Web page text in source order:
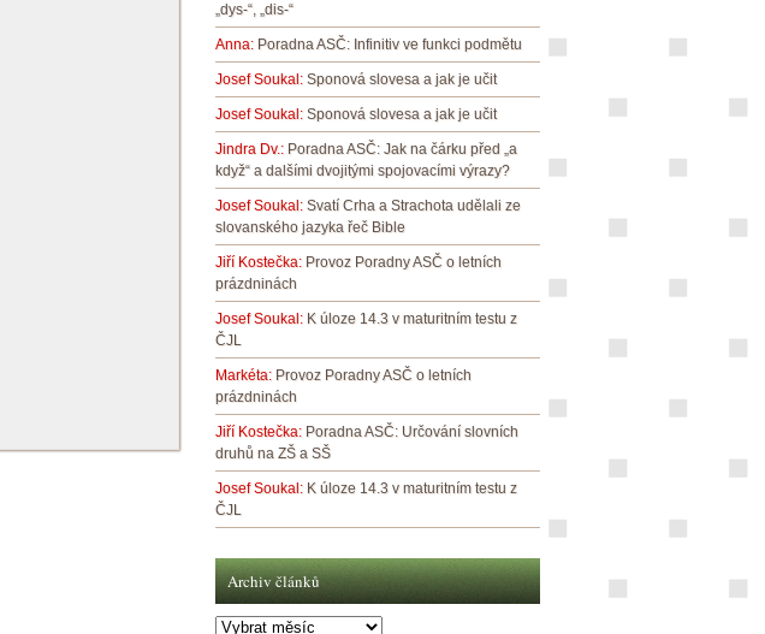
„dys-“, „dis-“
Anna: Poradna ASČ: Infinitiv ve funkci podmětu
Josef Soukal: Sponová slovesa a jak je učit
Josef Soukal: Sponová slovesa a jak je učit
Jindra Dv.: Poradna ASČ: Jak na čárku před „a
když“ a dalšími dvojitými spojovacími výrazy?
Josef Soukal: Svatí Crha a Strachota udělali ze
slovanského jazyka řeč Bible
Jiří Kostečka: Provoz Poradny ASČ o letních
prázdninách
Josef Soukal: K úloze 14.3 v maturitním testu z
ČJL
Markéta: Provoz Poradny ASČ o letních
prázdninách
Jiří Kostečka: Poradna ASČ: Určování slovních
druhů na ZŠ a SŠ
Josef Soukal: K úloze 14.3 v maturitním testu z
ČJL
Archiv článků
Archiv